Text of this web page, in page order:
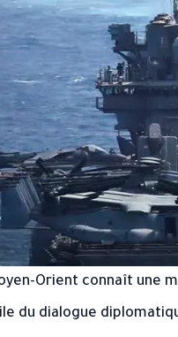
Orient connaît une
du dialogue